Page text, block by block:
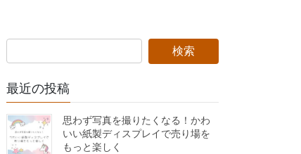
最近の投稿
思わず写真を撮りたくなる！かわ
いい紙製ディスプレイで売り場を
もっと楽しく